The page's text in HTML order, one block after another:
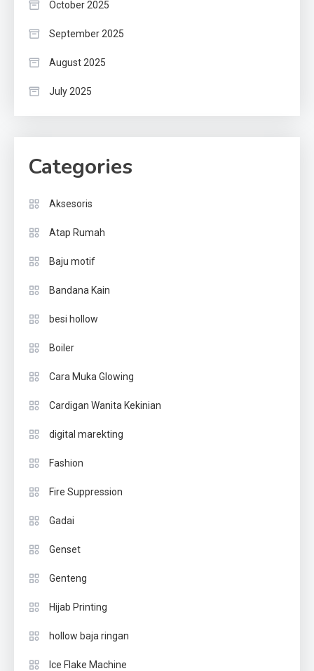
October 2025
September 2025
August 2025
July 2025
Categories
Aksesoris
Atap Rumah
Baju motif
Bandana Kain
besi hollow
Boiler
Cara Muka Glowing
Cardigan Wanita Kekinian
digital marekting
Fashion
Fire Suppression
Gadai
Genset
Genteng
Hijab Printing
hollow baja ringan
Ice Flake Machine